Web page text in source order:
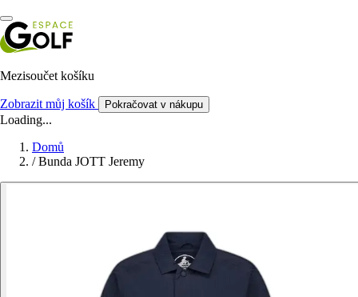
Mezisoučet košíku
Zobrazit můj košík Pokračovat v nákupu
Loading...
Domů
/ Bunda JOTT Jeremy